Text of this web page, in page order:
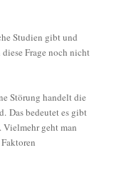
Studien gibt und
Frage noch nicht
Störung handelt die
Das bedeutet es gibt
geht man